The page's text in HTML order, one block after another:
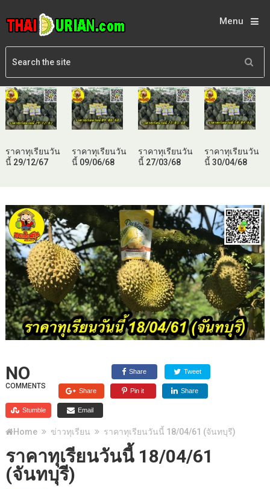
Menu
ราคาทุเรียนวัน
นี้ 29/12/67
ราคาทุเรียนวัน
นี้ 09/06/68
ราคาทุเรียนวัน
นี้ 27/03/68
ราคาทุเรียนวัน
นี้ 30/04/68
NO
COMMENTS
Share Tweet
Share Pin it Share
Stumble Email
Home ข่าวทุเรียน ราคาทุเรียนวันนี้ 18/04/61 (จันทบุรี)
ราคาทุเรียนวันนี้ 18/04/61
(จันทบุรี)